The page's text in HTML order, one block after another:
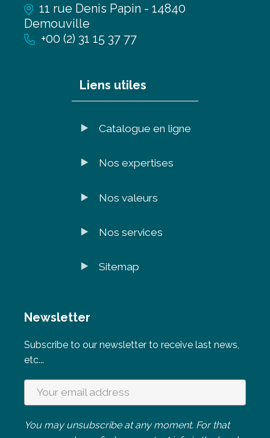
11 rue Denis Papin - 14840
Demouville
+00 (2) 31 15 37 77
Liens utiles
Catalogue en ligne
Nos expertises
Nos valeurs
Nos services
Sitemap
Newsletter
Subscribe to our newsletter to receive last news,
etc...
You may unsubscribe at any moment. For that